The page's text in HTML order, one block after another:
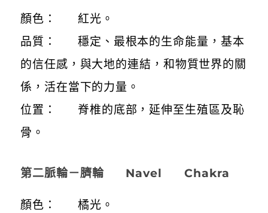
顏色： 紅光。
品質： 穩定、最根本的生命能量，基本
的信任感，與大地的連結，和物質世界的關
係，活在當下的力量。
位置： 脊椎的底部，延伸至生殖區及恥
骨。
第二脈輪－臍輪 Navel Chakra
顏色： 橘光。